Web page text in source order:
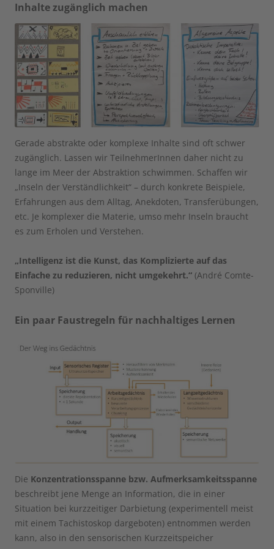
Inhalte zugänglich machen
Gerade abstrakte oder komplexe Inhalte sind oft schwer
zugänglich. Lassen wir TeilnehmerInnen daher nicht zu
lange im Meer der Abstraktion schwimmen. Schaffen wir
„Inseln der Verständlichkeit“ – durch konkrete Beispiele,
Erfahrungen aus dem Alltag, Anekdoten, Transferübungen,
etc. Je komplexer die Materie, umso mehr Inseln braucht
es zum Erholen und Verstehen.
„Intelligenz ist die Kunst, das Komplizierte auf das
Einfache zu reduzieren, nicht umgekehrt.“ (André Comte-
Sponville)
Ein paar Faustregeln für nachhaltiges Lernen
Die Konzentrationsspanne bzw. Aufmerksamkeitsspanne
beschreibt jene Menge an Information, die in einer
Situation bei kurzzeitiger Darbietung (experimentell meist
mit einem Tachistoskop dargeboten) entnommen werden
kann, also in den sensorischen Kurzzeitspeicher